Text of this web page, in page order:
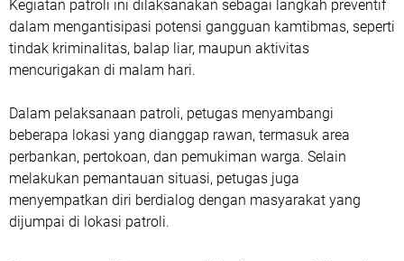
Kegiatan patroli ini dilaksanakan sebagai langkah preventif
dalam mengantisipasi potensi gangguan kamtibmas, seperti
tindak kriminalitas, balap liar, maupun aktivitas
mencurigakan di malam hari.
Dalam pelaksanaan patroli, petugas menyambangi
beberapa lokasi yang dianggap rawan, termasuk area
perbankan, pertokoan, dan pemukiman warga. Selain
melakukan pemantauan situasi, petugas juga
menyempatkan diri berdialog dengan masyarakat yang
dijumpai di lokasi patroli.